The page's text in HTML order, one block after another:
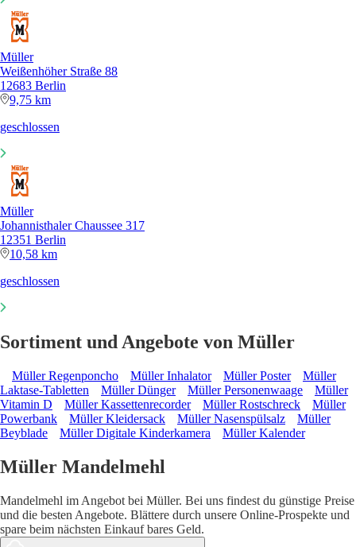
Müller
Weißenhöher Straße 88
12683 Berlin
9,75 km
geschlossen
Müller
Johannisthaler Chaussee 317
12351 Berlin
10,58 km
geschlossen
Sortiment und Angebote von Müller
Müller Regenponcho Müller Inhalator Müller Poster
Müller
Laktase-Tabletten
Müller Dünger Müller Personenwaage
Müller
Vitamin D
Müller Kassettenrecorder Müller Rostschreck
Müller
Powerbank
Müller Kleidersack Müller Nasenspülsalz
Müller
Beyblade
Müller Digitale Kinderkamera Müller Kalender
Müller Mandelmehl
Mandelmehl im Angebot bei Müller. Bei uns findest du günstige Preise
und die besten Angebote. Blättere durch unsere Online-Prospekte und
spare beim nächsten Einkauf bares Geld.